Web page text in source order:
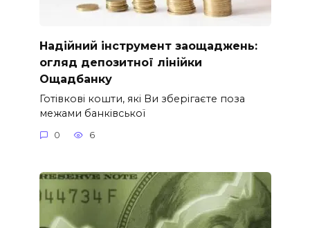
Надійний інструмент заощаджень:
огляд депозитної лінійки
Ощадбанку
Готівкові кошти, які Ви зберігаєте поза
межами банківської
0 6